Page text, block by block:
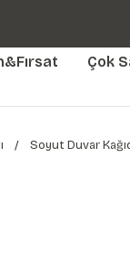
Kendinden
Çok
Soyut Duvar